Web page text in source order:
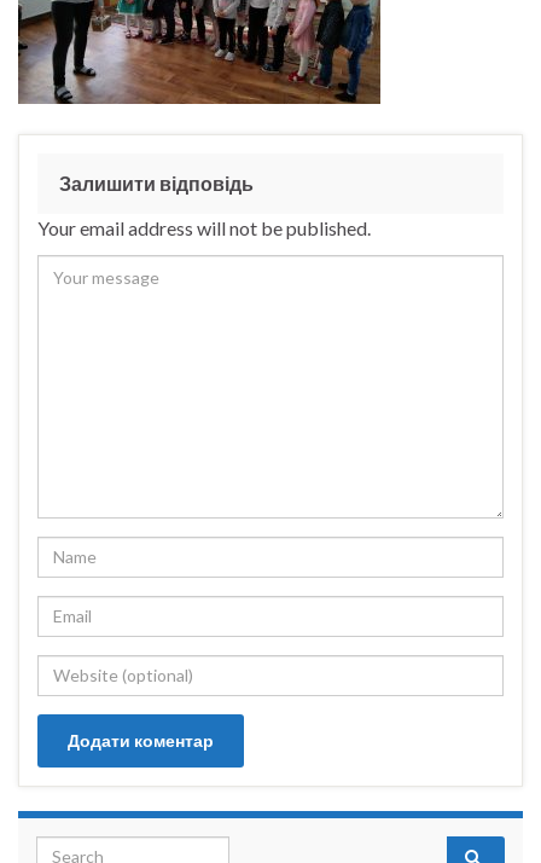
Залишити відповідь
Your email address will not be published.
Search for: